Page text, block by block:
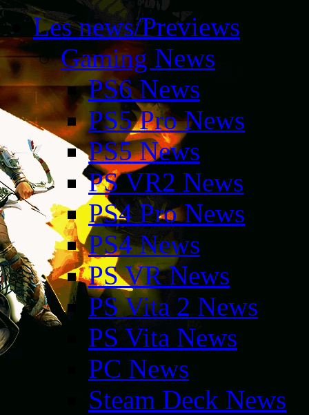
Les news/Previews
Gaming News
PS6 News
PS5 Pro News
PS5 News
PS VR2 News
PS4 Pro News
PS4 News
PS VR News
PS Vita 2 News
PS Vita News
PC News
Steam Deck News